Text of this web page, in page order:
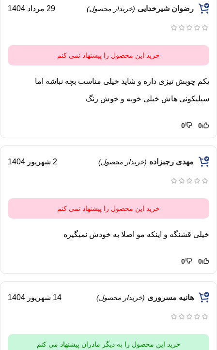
رضوان شیرخدایی (خریدار محصول) 29 مرداد 1404
خرید این محصول را پیشنهاد نمی کنم
یکم چوبش تیزی داره و شاید خیلی مناسب بچه نباشه اما
سیلیکونی هاش خیلی خوبه و خوش رنگ
0
0
مهدی رجبزاده (خریدار محصول) 2 شهریور 1404
خرید این محصول را پیشنهاد نمی کنم
خیلی قشنگه و اینکه مو اصلا به خودش نمیگیره
0
0
هانیه مسروری (خریدار محصول) 14 شهریور 1404
خرید این محصول را به دیگر مادران پیشنهاد می کنم